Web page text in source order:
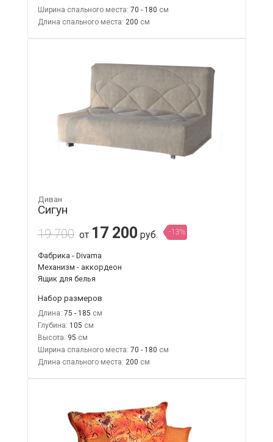
Ширина спального места: 70 - 180
Длина спального места: 200
Диван
Сигун
19 700 от 17 200 руб. -13%
Фабрика - Divama
Механизм - аккордеон
Ящик для белья
Набор размеров
Длина: 75 - 185
Глубина: 105
Высота: 95
Ширина спального места: 70 - 180
Длина спального места: 200